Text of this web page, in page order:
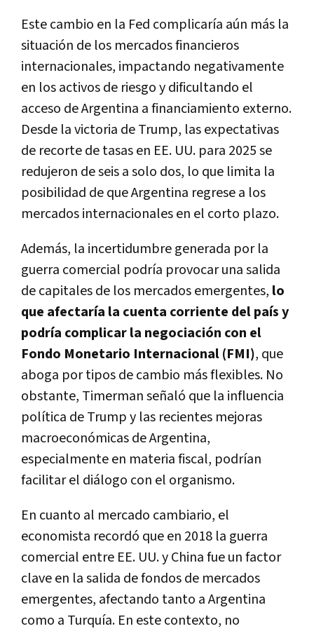
Este cambio en la Fed complicaría aún más la
situación de los mercados financieros
internacionales, impactando negativamente
en los activos de riesgo y dificultando el
acceso de Argentina a financiamiento externo.
Desde la victoria de Trump, las expectativas
de recorte de tasas en EE. UU. para 2025 se
redujeron de seis a solo dos, lo que limita la
posibilidad de que Argentina regrese a los
mercados internacionales en el corto plazo.
Además, la incertidumbre generada por la
guerra comercial podría provocar una salida
de capitales de los mercados emergentes, lo
que afectaría la cuenta corriente del país y
podría complicar la negociación con el
Fondo Monetario Internacional (FMI), que
aboga por tipos de cambio más flexibles. No
obstante, Timerman señaló que la influencia
política de Trump y las recientes mejoras
macroeconómicas de Argentina,
especialmente en materia fiscal, podrían
facilitar el diálogo con el organismo.
En cuanto al mercado cambiario, el
economista recordó que en 2018 la guerra
comercial entre EE. UU. y China fue un factor
clave en la salida de fondos de mercados
emergentes, afectando tanto a Argentina
como a Turquía. En este contexto, no